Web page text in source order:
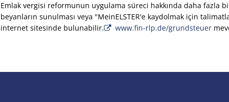
Emlak vergisi reformunun uygulama süreci hakkında daha fazla
beyanların sunulması veya "MeinELSTER'e kaydolmak için
internet sitesinde bulunabilir.
www.fin-rlp.de/grundsteuer